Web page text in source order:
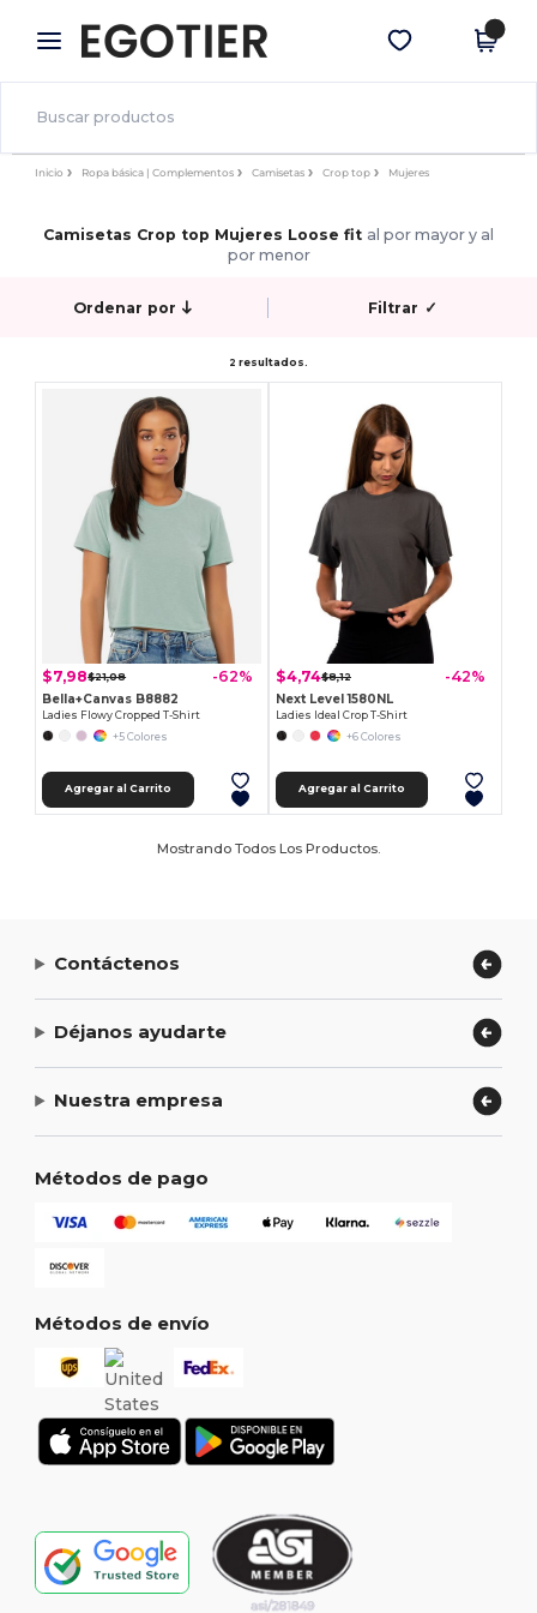
× App de Egotier
¡Mejores precios en app!
Descargar app
Inicio Ropa básica | Complementos Camisetas Crop top Mujeres
Camisetas Crop top Mujeres Loose fit al por mayor y al
por menor
Ordenar por Filtrar ✓
2 resultados.
$7,98$21,08 -62%
Bella+Canvas B8882
Ladies Flowy Cropped T-Shirt
+5 Colores
Agregar al Carrito
$4,74$8,12 -42%
Next Level 1580NL
Ladies Ideal Crop T-Shirt
+6 Colores
Agregar al Carrito
Mostrando Todos Los Productos.
Contáctenos
Déjanos ayudarte
Nuestra empresa
Métodos de pago
Métodos de envío